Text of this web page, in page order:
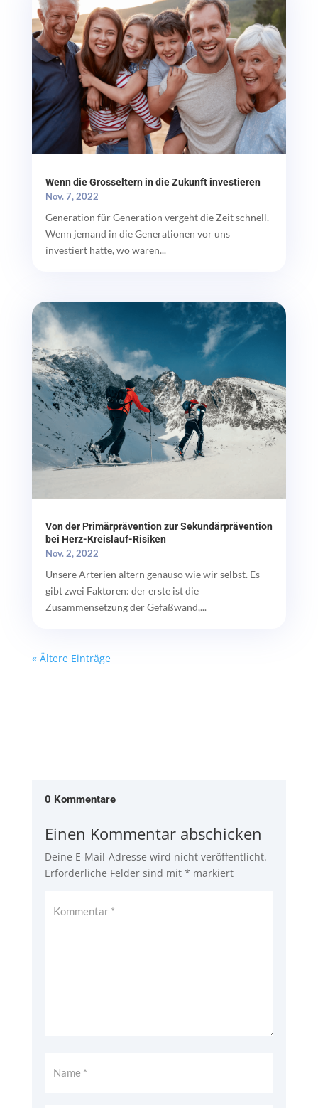
Wenn die Grosseltern in die Zukunft investieren
Nov. 7, 2022
Generation für Generation vergeht die Zeit schnell.
Wenn jemand in die Generationen vor uns
investiert hätte, wo wären...
Von der Primärprävention zur Sekundärprävention
bei Herz-Kreislauf-Risiken
Nov. 2, 2022
Unsere Arterien altern genauso wie wir selbst. Es
gibt zwei Faktoren: der erste ist die
Zusammensetzung der Gefäßwand,...
« Ältere Einträge
0 Kommentare
Einen Kommentar abschicken
Deine E-Mail-Adresse wird nicht veröffentlicht.
Erforderliche Felder sind mit * markiert